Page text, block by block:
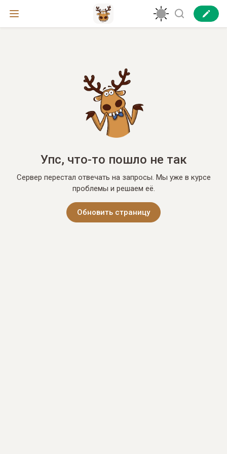
Упс, что-то пошло не так
Сервер перестал отвечать на запросы. Мы уже в курсе
проблемы и решаем её.
Обновить страницу